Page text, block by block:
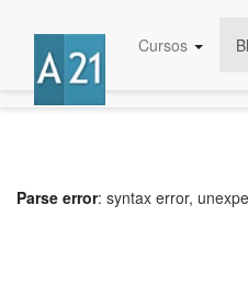
Cursos
Parse error: syntax error,